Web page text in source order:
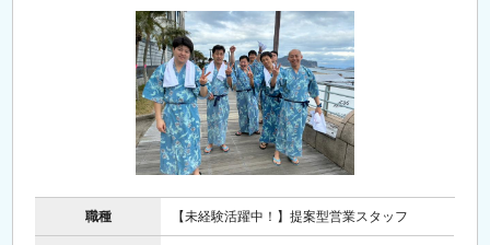
職種 【未経験活躍中！】提案型営業スタッフ